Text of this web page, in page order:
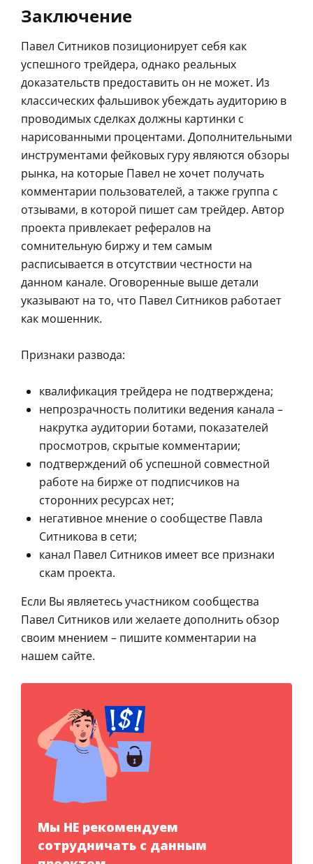
Заключение
Павел Ситников позиционирует себя как
успешного трейдера, однако реальных
доказательств предоставить он не может. Из
классических фальшивок убеждать аудиторию в
проводимых сделках должны картинки с
нарисованными процентами. Дополнительными
инструментами фейковых гуру являются обзоры
рынка, на которые Павел не хочет получать
комментарии пользователей, а также группа с
отзывами, в которой пишет сам трейдер. Автор
проекта привлекает рефералов на
сомнительную биржу и тем самым
расписывается в отсутствии честности на
данном канале. Оговоренные выше детали
указывают на то, что Павел Ситников работает
как мошенник.
Признаки развода:
квалификация трейдера не подтверждена;
непрозрачность политики ведения канала –
накрутка аудитории ботами, показателей
просмотров, скрытые комментарии;
подтверждений об успешной совместной
работе на бирже от подписчиков на
сторонних ресурсах нет;
негативное мнение о сообществе Павла
Ситникова в сети;
канал Павел Ситников имеет все признаки
скам проекта.
Если Вы являетесь участником сообщества
Павел Ситников или желаете дополнить обзор
своим мнением – пишите комментарии на
нашем сайте.
Мы НЕ рекомендуем
сотрудничать с данным